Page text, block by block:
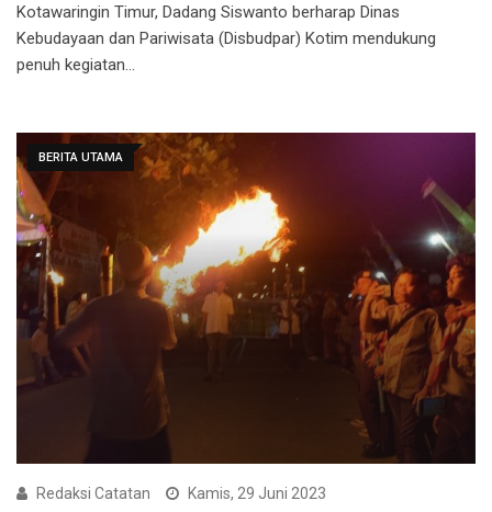
Kotawaringin Timur, Dadang Siswanto berharap Dinas
Kebudayaan dan Pariwisata (Disbudpar) Kotim mendukung
penuh kegiatan…
BERITA UTAMA
Redaksi Catatan Kamis, 29 Juni 2023